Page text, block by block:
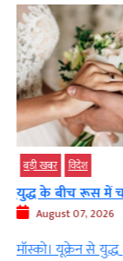
में चल रहा गजब...
2026 AGNIBAN
से युद्ध (Ukraine